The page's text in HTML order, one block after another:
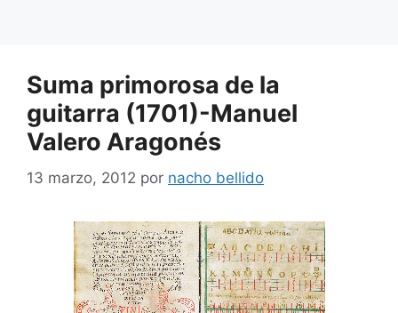
Suma primorosa de la
guitarra (1701)-Manuel
Valero Aragonés
13 marzo, 2012 por nacho bellido